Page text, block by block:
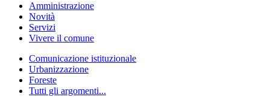
Amministrazione
Novità
Servizi
Vivere il comune
Comunicazione istituzionale
Urbanizzazione
Foreste
Tutti gli argomenti...